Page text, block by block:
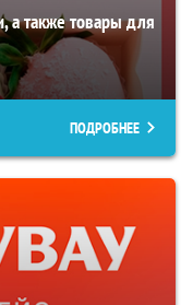
а также товары для
ПОДРОБНЕЕ